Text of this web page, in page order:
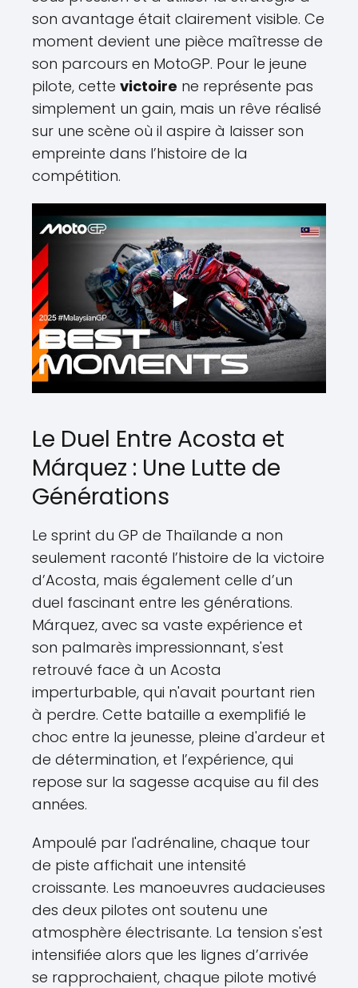
son avantage était clairement visible. Ce
moment devient une pièce maîtresse de
son parcours en MotoGP. Pour le jeune
pilote, cette victoire ne représente pas
simplement un gain, mais un rêve réalisé
sur une scène où il aspire à laisser son
empreinte dans l’histoire de la
compétition.
Le Duel Entre Acosta et
Márquez : Une Lutte de
Générations
Le sprint du GP de Thaïlande a non
seulement raconté l’histoire de la victoire
d’Acosta, mais également celle d’un
duel fascinant entre les générations.
Márquez, avec sa vaste expérience et
son palmarès impressionnant, s'est
retrouvé face à un Acosta
imperturbable, qui n'avait pourtant rien
à perdre. Cette bataille a exemplifié le
choc entre la jeunesse, pleine d'ardeur et
de détermination, et l’expérience, qui
repose sur la sagesse acquise au fil des
années.
Ampoulé par l'adrénaline, chaque tour
de piste affichait une intensité
croissante. Les manoeuvres audacieuses
des deux pilotes ont soutenu une
atmosphère électrisante. La tension s'est
intensifiée alors que les lignes d’arrivée
se rapprochaient, chaque pilote motivé